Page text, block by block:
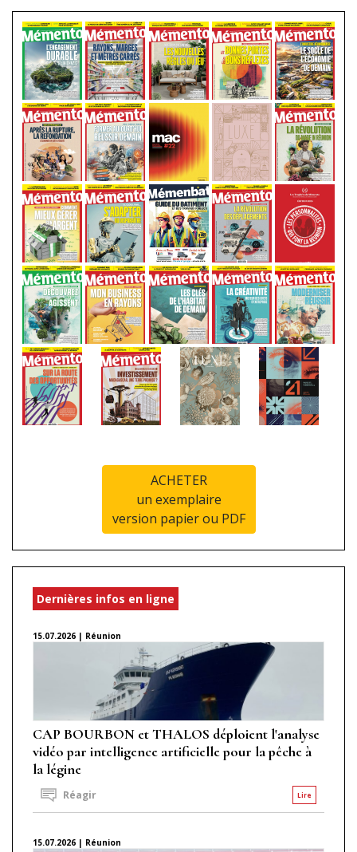
ACHETER
un exemplaire
version papier ou PDF
Dernières infos en ligne
15.07.2026 | Réunion
CAP BOURBON et THALOS déploient l'analyse
vidéo par intelligence artificielle pour la pêche à
la légine
Lire
Réagir
15.07.2026 | Réunion